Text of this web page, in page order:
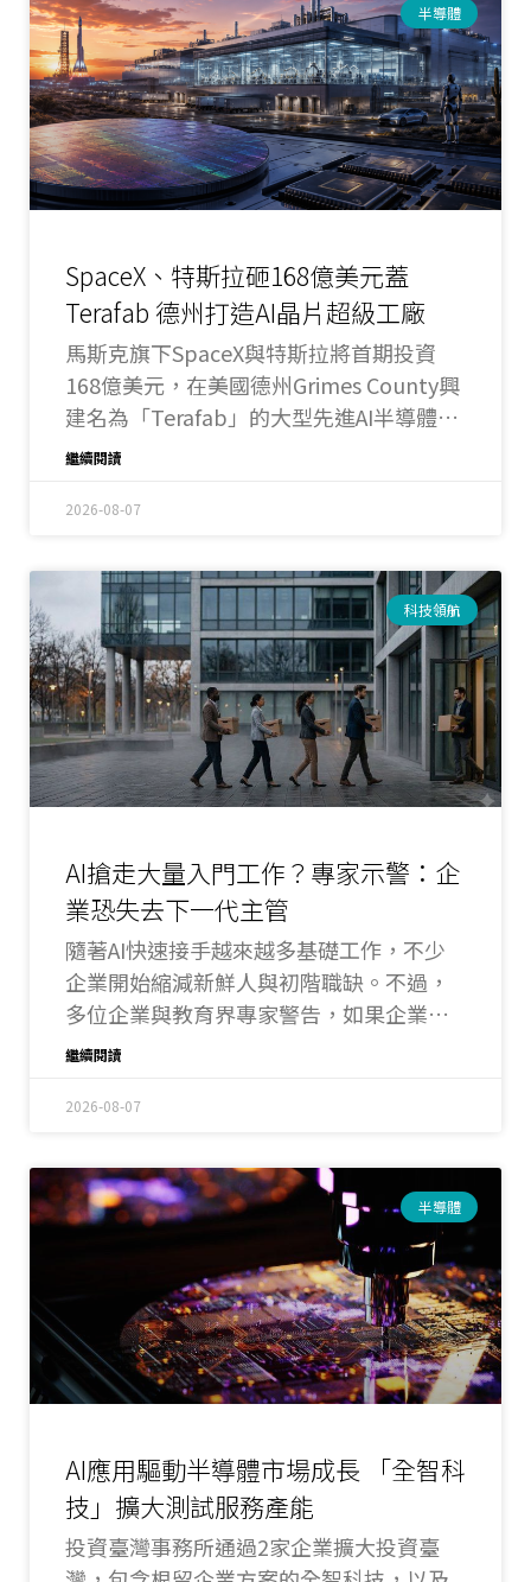
半導體
SpaceX、特斯拉砸168億美元蓋
Terafab 德州打造AI晶片超級工廠
馬斯克旗下SpaceX與特斯拉將首期投資
168億美元，在美國德州Grimes County興
建名為「Terafab」的大型先進AI半導體製
造園區，希望掌握未來所需的晶片產能。
繼續閱讀
2026-08-07
科技領航
AI搶走大量入門工作？專家示警：企
業恐失去下一代主管
隨著AI快速接手越來越多基礎工作，不少
企業開始縮減新鮮人與初階職缺。不過，
多位企業與教育界專家警告，如果企業過
度以AI取代入門工作，最大的代價不是少
與關鍵人才的培育管道，恐衝擊企業長期
繼續閱讀
2026-08-07
半導體
AI應用驅動半導體市場成長 「全智科
技」擴大測試服務產能
投資臺灣事務所通過2家企業擴大投資臺